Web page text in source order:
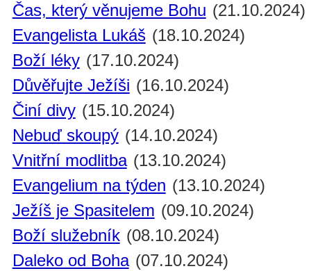
Čas, který věnujeme Bohu (21.10.2024)
Evangelista Lukáš (18.10.2024)
Boží léky (17.10.2024)
Důvěřujte Ježíši (16.10.2024)
Činí divy (15.10.2024)
Nebuď skoupý (14.10.2024)
Vnitřní modlitba (13.10.2024)
Evangelium na týden (13.10.2024)
Ježíš je Spasitelem (09.10.2024)
Boží služebník (08.10.2024)
Daleko od Boha (07.10.2024)